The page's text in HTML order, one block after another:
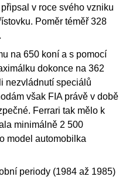
v roce svého vzniku
Poměr téměř 328
na 650 koní a s pomocí
dokonce na 362
nezvládnutí speciálů
však FIA právě v době
Ferrari tak mělo k
minimálně 2 500
model automobilka
periody (1984 až 1985)